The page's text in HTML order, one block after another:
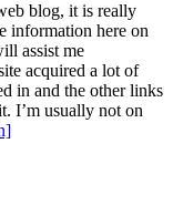
blog, it is really
information here on
assist me
acquired a lot of
in and the other links
I’m usually not on